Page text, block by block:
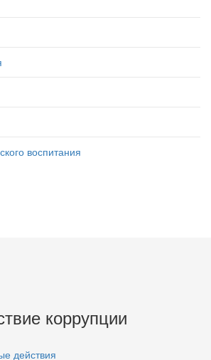
воспитания
коррупции
действия